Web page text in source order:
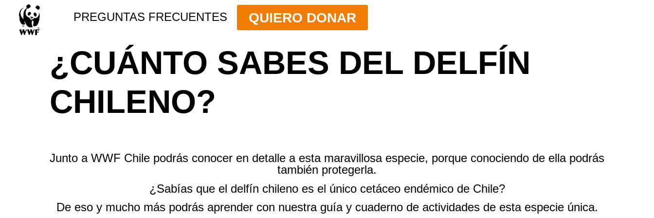
PREGUNTAS FRECUENTES QUIERO DONAR
¿CUÁNTO SABES DEL DELFÍN
CHILENO?
Junto a WWF Chile podrás conocer en detalle a esta maravillosa especie, porque conociendo de ella podrás
también protegerla.
¿Sabías que el delfín chileno es el único cetáceo endémico de Chile?
De eso y mucho más podrás aprender con nuestra guía y cuaderno de actividades de esta especie única.